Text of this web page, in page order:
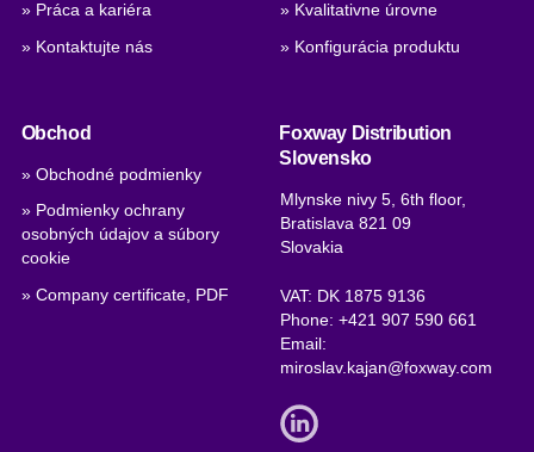
» Práca a kariéra
» Kontaktujte nás
» Kvalitativne úrovne
» Konfigurácia produktu
Obchod
» Obchodné podmienky
» Podmienky ochrany
osobných údajov a súbory
cookie
» Company certificate, PDF
Foxway Distribution
Slovensko
Mlynske nivy 5, 6th floor,
Bratislava 821 09
Slovakia
VAT: DK 1875 9136
Phone:+421 907 590 661
Email:
miroslav.kajan@foxway.com